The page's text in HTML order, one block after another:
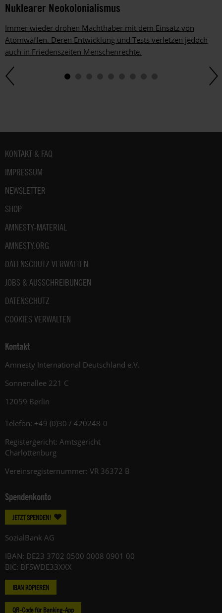
Nuklearer Neokolonialismus
Immer wieder drohen Machthaber mit dem Einsatz von
Atomwaffen. Deren Entwicklung und Tests verletzen jedoch
auch in Friedenszeiten Menschenrechte.
Fußbereich
KONTAKT & FAQ
IMPRESSUM
NEWSLETTER
SHOP
AMNESTY-MATERIAL
AMNESTY.ORG
DATENSCHUTZ VERWALTEN
JOBS & AUSSCHREIBUNGEN
DATENSCHUTZ
COOKIES VERWALTEN
Kontakt
Amnesty International Deutschland e.V.
Sonnenallee 221 C
12059 Berlin
Telefon: +49 (0)30 / 420248-0
Registergericht: Amtsgericht
Charlottenburg
Vereinsregisternummer: VR 36372 B
Spendenkonto
JETZT SPENDEN!
SozialBank AG
IBAN: DE23 3702 0500 0008 0901 00
BIC: BFSWDE33XXX
IBAN KOPIEREN
QR-Code für Banking-App